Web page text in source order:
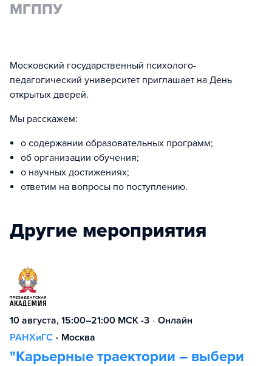
МГППУ
Московский государственный психолого-
педагогический университет приглашает на День
открытых дверей.
Мы расскажем:
о содержании образовательных программ;
об организации обучения;
о научных достижениях;
ответим на вопросы по поступлению.
Другие мероприятия
10 августа, 15:00–21:00 МСК -3 • Онлайн
РАНХиГС • Москва
"Карьерные траектории – выбери